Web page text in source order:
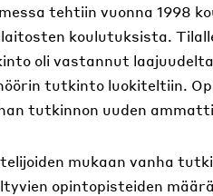
tehtiin vuonna 1998
koulutuksista.
oli vastannut
tutkinto luokiteltiin.
tutkinnon uuden
mukaan vanha
opintopisteiden